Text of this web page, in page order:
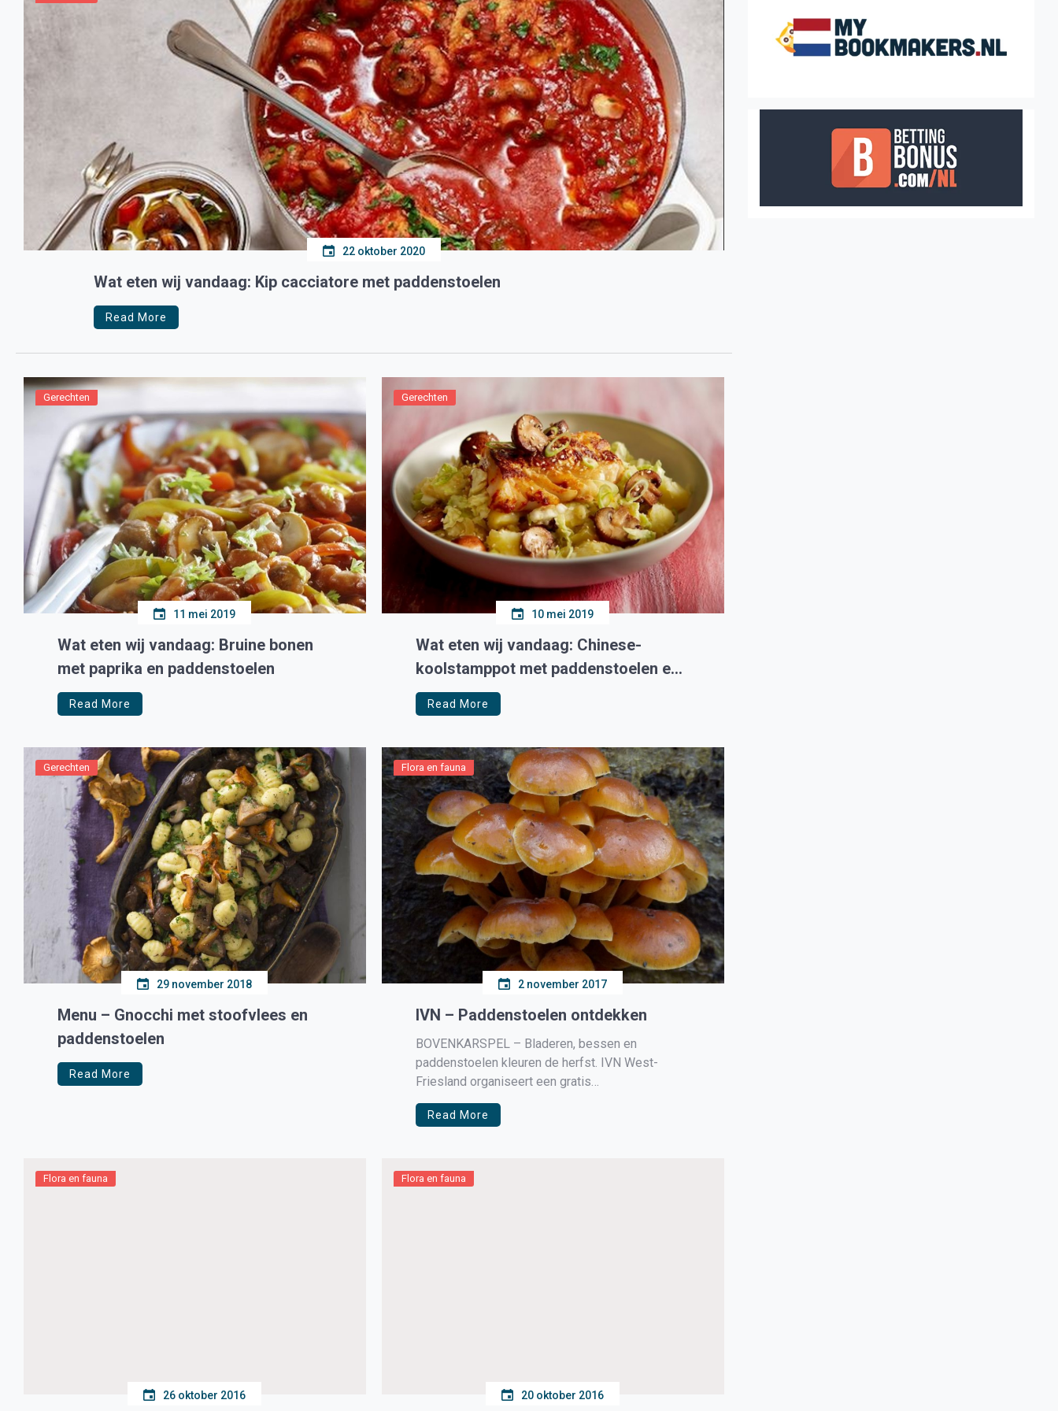
22 oktober 2020
Wat eten wij vandaag: Kip cacciatore met paddenstoelen
Read More
Gerechten
11 mei 2019
Wat eten wij vandaag: Bruine bonen
met paprika en paddenstoelen
Read More
Gerechten
10 mei 2019
Wat eten wij vandaag: Chinese-
koolstamppot met paddenstoelen en
kabeljauw
Read More
Gerechten
29 november 2018
Menu – Gnocchi met stoofvlees en
paddenstoelen
Read More
Flora en fauna
2 november 2017
IVN – Paddenstoelen ontdekken
BOVENKARSPEL – Bladeren, bessen en
paddenstoelen kleuren de herfst. IVN West-
Friesland organiseert een gratis
paddenstoelenwandeling
Read More
Flora en fauna
26 oktober 2016
Flora en fauna
20 oktober 2016